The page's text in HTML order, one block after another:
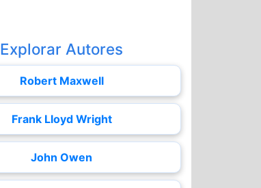
Explorar Autores
Robert Maxwell
Frank Lloyd Wright
John Owen